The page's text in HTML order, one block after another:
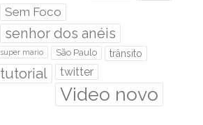
Sem Foco
senhor dos anéis
super mario São Paulo trânsito
tutorial twitter
Video novo